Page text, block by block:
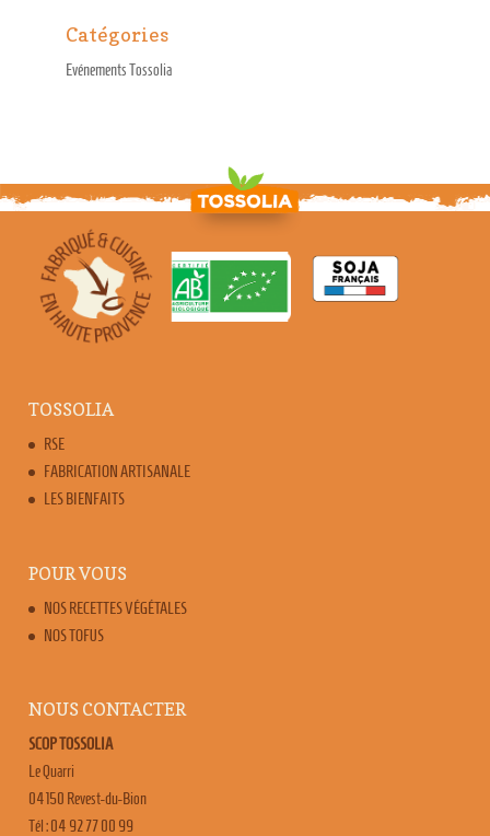
Catégories
Evénements Tossolia
TOSSOLIA
RSE
FABRICATION ARTISANALE
LES BIENFAITS
POUR VOUS
NOS RECETTES VÉGÉTALES
NOS TOFUS
NOUS CONTACTER
SCOP TOSSOLIA
Le Quarri
04150 Revest-du-Bion
Tél : 04 92 77 00 99